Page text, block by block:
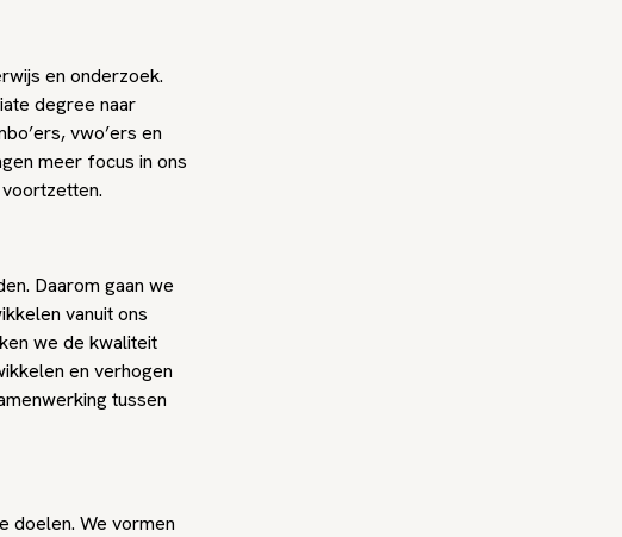
en onderzoek.
degree naar
vwo’ers en
meer focus in ons
Daarom gaan we
vanuit ons
we de kwaliteit
en verhogen
tussen
doelen. We vormen